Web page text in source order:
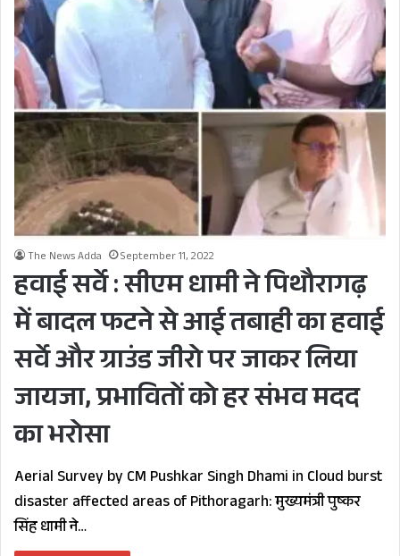
The News Adda September 11, 2022
हवाई सर्वे : सीएम धामी ने पिथौरागढ़
में बादल फटने से आई तबाही का हवाई
सर्वे और ग्राउंड जीरो पर जाकर लिया
जायजा, प्रभावितों को हर संभव मदद
का भरोसा
Aerial Survey by CM Pushkar Singh Dhami in Cloud burst
disaster affected areas of Pithoragarh: मुख्यमंत्री पुष्कर
सिंह धामी ने…